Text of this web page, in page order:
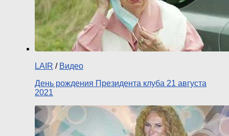
LAIR / Видео
День рождения Президента клуба 21 августа
2021